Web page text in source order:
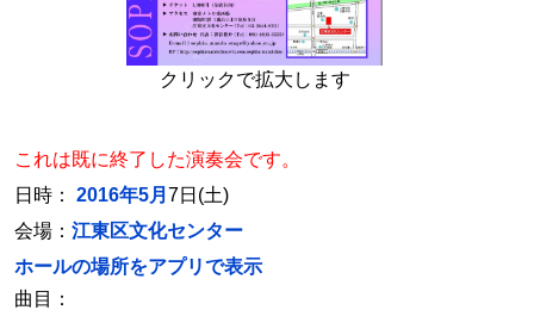
クリックで拡大します
これは既に終了した演奏会です。
日時： 2016年5月 7日(土)
会場： 江東区文化センター
ホールの場所をアプリで表示
曲目：